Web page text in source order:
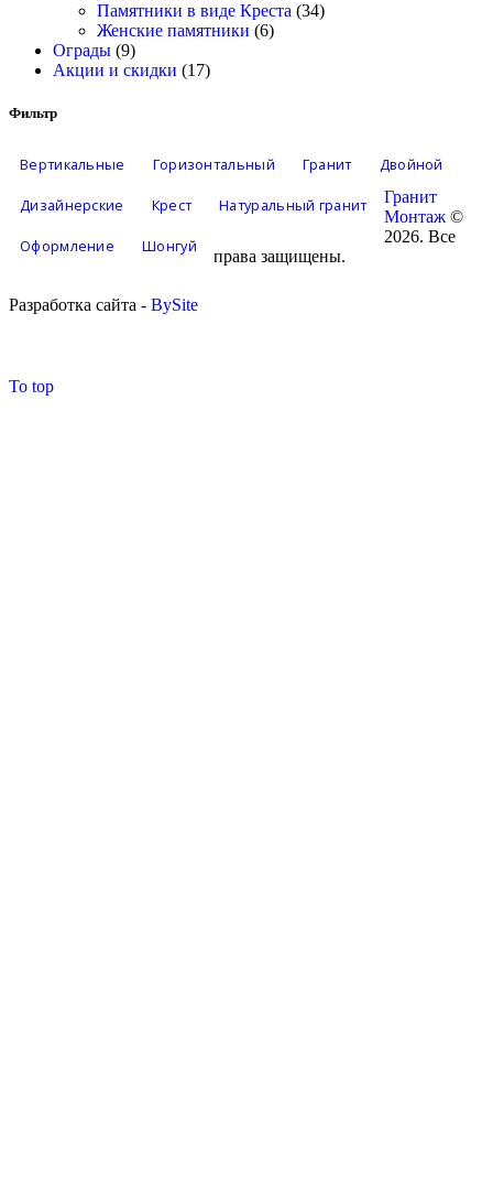
Памятники в виде Креста (34)
Женские памятники (6)
Ограды (9)
Акции и скидки (17)
Фильтр
Вертикальные Горизонтальный Гранит Двойной
Дизайнерские Крест Натуральный гранит
Оформление Шонгуй
Гранит
Монтаж©
2026. Все
права защищены.
Разработка сайта - BySite
To top